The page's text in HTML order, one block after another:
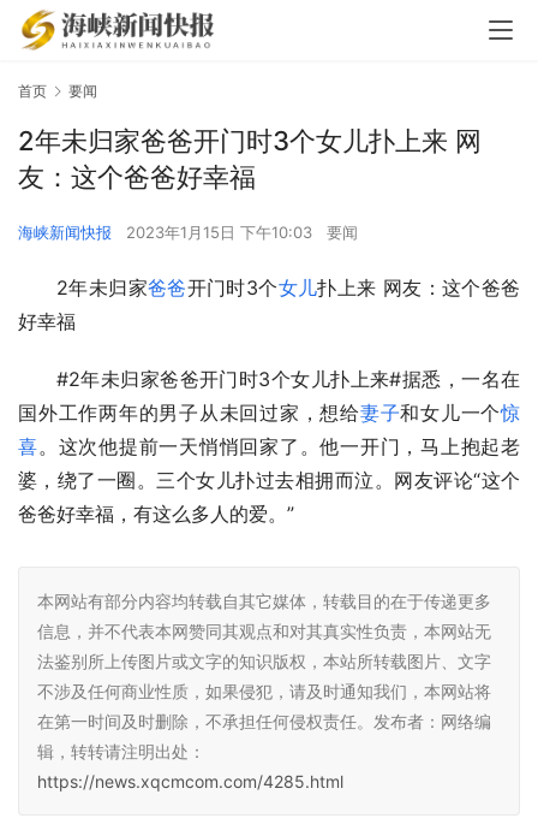
首页 要闻
2年未归家爸爸开门时3个女儿扑上来 网
友：这个爸爸好幸福
海峡新闻快报 2023年1月15日 下午10:03 要闻
2年未归家爸爸开门时3个女儿扑上来 网友：这个爸爸
好幸福
#2年未归家爸爸开门时3个女儿扑上来#据悉，一名在
国外工作两年的男子从未回过家，想给妻子和女儿一个惊
喜。这次他提前一天悄悄回家了。他一开门，马上抱起老
婆，绕了一圈。三个女儿扑过去相拥而泣。网友评论“这个
爸爸好幸福，有这么多人的爱。”
本网站有部分内容均转载自其它媒体，转载目的在于传递更多
信息，并不代表本网赞同其观点和对其真实性负责，本网站无
法鉴别所上传图片或文字的知识版权，本站所转载图片、文字
不涉及任何商业性质，如果侵犯，请及时通知我们，本网站将
在第一时间及时删除，不承担任何侵权责任。发布者：网络编
辑，转转请注明出处：
https://news.xqcmcom.com/4285.html